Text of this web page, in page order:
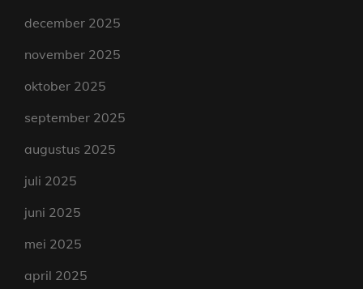
december 2025
november 2025
oktober 2025
september 2025
augustus 2025
juli 2025
juni 2025
mei 2025
april 2025